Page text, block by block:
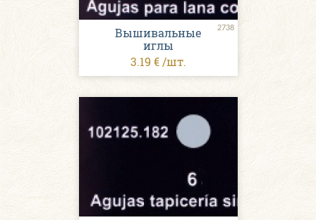
2738
Вышивальные
иглы
3.19 € /шт.